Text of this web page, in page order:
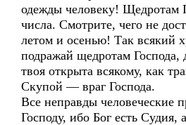
одежды человеку! Щедротам
числа. Смотрите, чего не
летом и осенью! Так всякий
подражай щедротам Господа,
твоя открыта всякому, как
Скупой — враг Господа.
Все неправды человеческие
Господу, ибо Бог есть Судия,